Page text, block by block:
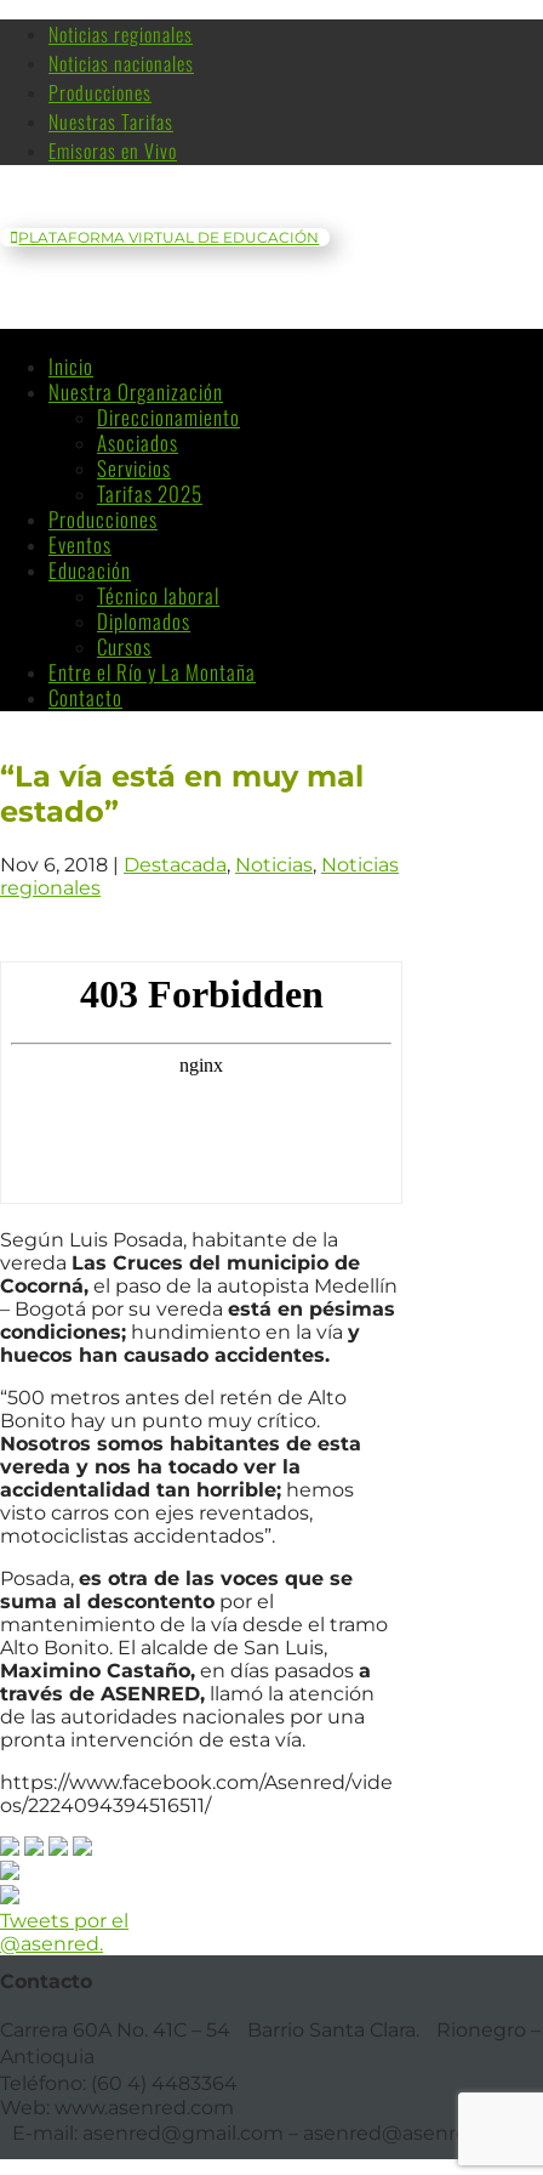
Noticias regionales
Noticias nacionales
Producciones
Nuestras Tarifas
Emisoras en Vivo
PLATAFORMA VIRTUAL DE EDUCACIÓN
Inicio
Nuestra Organización
Direccionamiento
Asociados
Servicios
Tarifas 2025
Producciones
Eventos
Educación
Técnico laboral
Diplomados
Cursos
Entre el Río y La Montaña
Contacto
“La vía está en muy mal
estado”
Nov 6, 2018 | Destacada, Noticias, Noticias
regionales
Según Luis Posada, habitante de la
vereda Las Cruces del municipio de
Cocorná, el paso de la autopista Medellín
– Bogotá por su vereda está en pésimas
condiciones; hundimiento en la vía y
huecos han causado accidentes.
“500 metros antes del retén de Alto
Bonito hay un punto muy crítico.
Nosotros somos habitantes de esta
vereda y nos ha tocado ver la
accidentalidad tan horrible; hemos
visto carros con ejes reventados,
motociclistas accidentados”.
Posada, es otra de las voces que se
suma al descontento por el
mantenimiento de la vía desde el tramo
Alto Bonito. El alcalde de San Luis,
Maximino Castaño, en días pasados a
través de ASENRED, llamó la atención
de las autoridades nacionales por una
pronta intervención de esta vía.
https://www.facebook.com/Asenred/vide
os/2224094394516511/
Tweets por el
@asenred.
Contacto
Carrera 60A No. 41C – 54 Barrio Santa Clara. Rionegro –
Antioquia
Teléfono: (60 4) 4483364
Web: www.asenred.com
E-mail: asenred@gmail.com – asenred@asenred.com